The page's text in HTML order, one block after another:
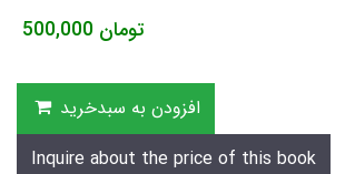
500,000 تومان
افزودن به سبدخرید
Inquire about the price of this book